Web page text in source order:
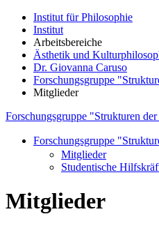
Institut für Philosophie
Institut
Arbeitsbereiche
Ästhetik und
Dr. Giovanna Caruso
Forschungsgruppe
Mitglieder
Forschungsgruppe "Strukturen
Forschungsgruppe
Mitglieder
Studentische
Mitglieder